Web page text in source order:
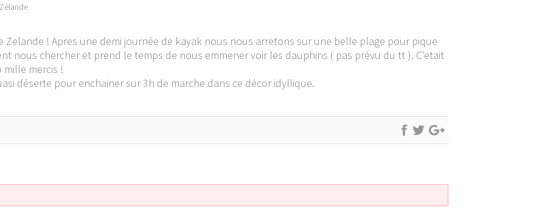
Zelande ! Apres une demi journée de kayak nous nous arretons sur une belle plage pour pique
nous chercher et prend le temps de nous emmener voir les dauphins ( pas prévu du tt ). C'etait
mille mercis !
déserte pour enchainer sur 3h de marche dans ce décor idyllique.